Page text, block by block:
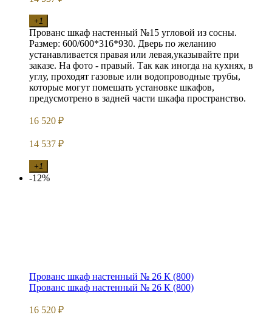
+1
Прованс шкаф настенный №15 угловой из сосны.
Размер: 600/600*316*930. Дверь по желанию
устанавливается правая или левая,указывайте при
заказе. На фото - правый. Так как иногда на кухнях, в
углу, проходят газовые или водопроводные трубы,
которые могут помешать установке шкафов,
предусмотрено в задней части шкафа пространство.
16 520 ₽
14 537 ₽
+1
-12%
Прованс шкаф настенный № 26 К (800)
Прованс шкаф настенный № 26 К (800)
16 520 ₽